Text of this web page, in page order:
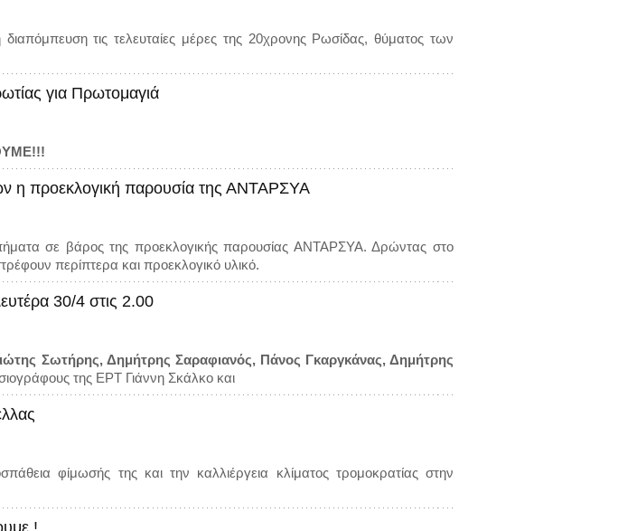
τις τελευταίες μέρες της 20χρονης Ρωσίδας, θύματος των
για Πρωτομαγιά
η προεκλογική παρουσία της ΑΝΤΑΡΣΥΑ
σε βάρος της προεκλογικής παρουσίας ΑΝΤΑΡΣΥΑ. Δρώντας στο
περίπτερα και προεκλογικό υλικό.
30/4 στις 2.00
Σωτήρης, Δημήτρης Σαραφιανός, Πάνος Γκαργκάνας, Δημήτρης
της ΕΡΤ Γιάννη Σκάλκο και
φίμωσής της και την καλλιέργεια κλίματος τρομοκρατίας στην
!